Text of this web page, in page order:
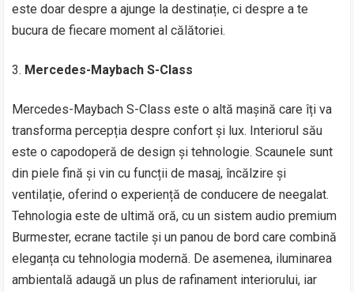
este doar despre a ajunge la destinație, ci despre a te
bucura de fiecare moment al călătoriei.
Mercedes-Maybach S-Class
Mercedes-Maybach S-Class este o altă mașină care îți va
transforma percepția despre confort și lux. Interiorul său
este o capodoperă de design și tehnologie. Scaunele sunt
din piele fină și vin cu funcții de masaj, încălzire și
ventilație, oferind o experiență de conducere de neegalat.
Tehnologia este de ultimă oră, cu un sistem audio premium
Burmester, ecrane tactile și un panou de bord care combină
eleganța cu tehnologia modernă. De asemenea, iluminarea
ambientală adaugă un plus de rafinament interiorului, iar